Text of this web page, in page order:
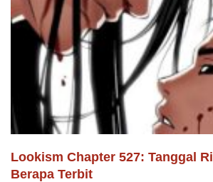
Lookism Chapter 527: Tanggal
Berapa Terbit